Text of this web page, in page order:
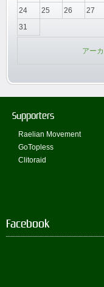
24
25 26 27
31
アー
Supporters
Raelian Movement
GoTopless
Clitoraid
Facebook